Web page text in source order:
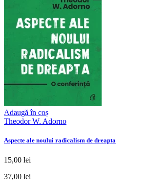
Adaugă în coș
Theodor W. Adorno
Aspecte ale noului radicalism de dreapta
15,00 lei
37,00 lei